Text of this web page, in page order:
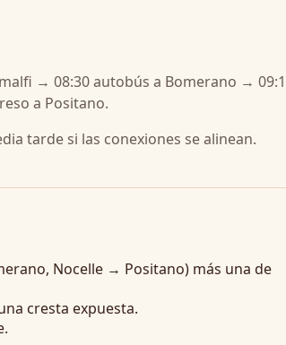
→ 08:30 autobús a Bomerano →
a Positano.
tarde si las conexiones se alinean.
Nocelle → Positano) más una de
cresta expuesta.